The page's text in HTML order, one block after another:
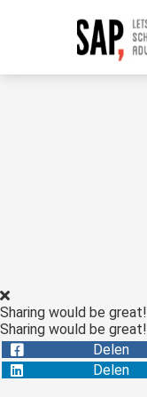
Sharing would be great!
Sharing would be great!
Delen
Delen